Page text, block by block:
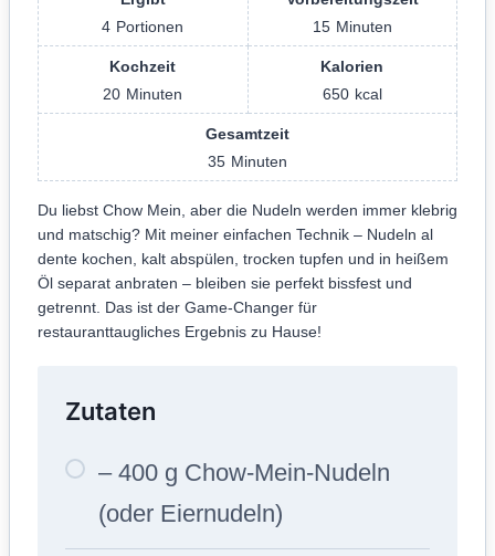
4 Portionen
15 Minuten
Kochzeit
20 Minuten
Kalorien
650 kcal
Gesamtzeit
35 Minuten
Du liebst Chow Mein, aber die Nudeln werden immer klebrig
und matschig? Mit meiner einfachen Technik – Nudeln al
dente kochen, kalt abspülen, trocken tupfen und in heißem
Öl separat anbraten – bleiben sie perfekt bissfest und
getrennt. Das ist der Game-Changer für
restauranttaugliches Ergebnis zu Hause!
Zutaten
– 400 g Chow-Mein-Nudeln
(oder Eiernudeln)